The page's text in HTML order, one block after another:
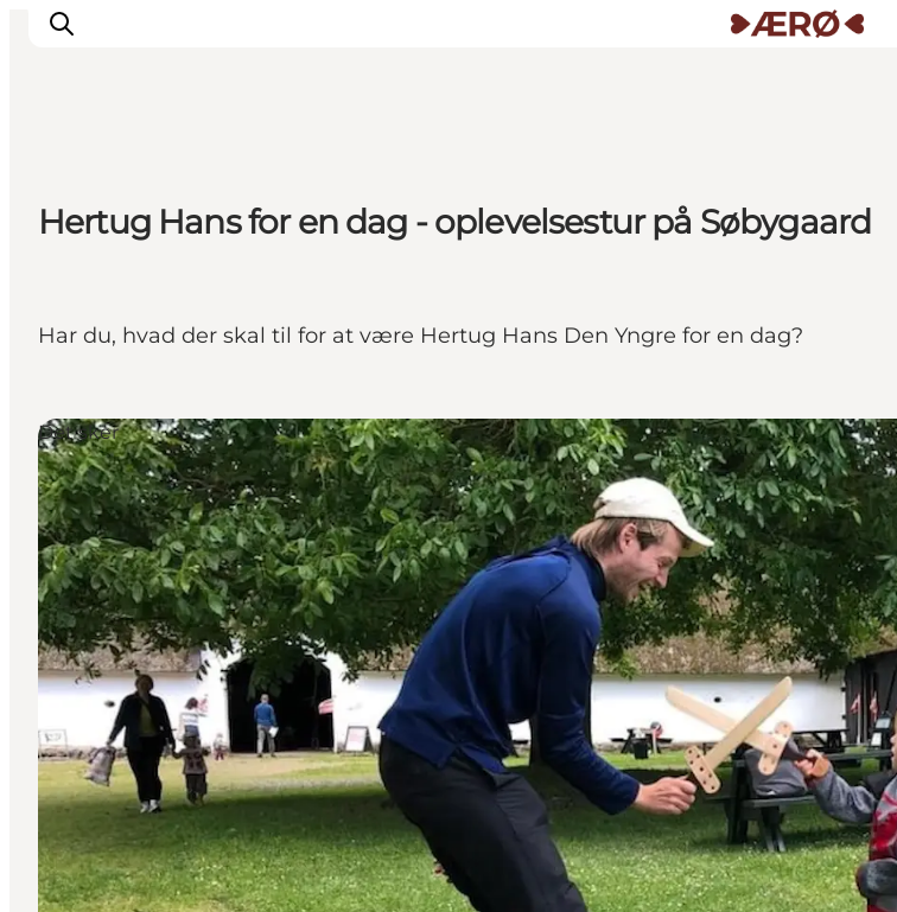
Overnatning
Spisesteder
Planlæg ferien
Hertug Hans for en dag - oplevelsestur på Søbygaard
Har du, hvad der skal til for at være Hertug Hans Den Yngre for en dag?
Det sker